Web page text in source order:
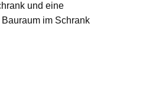
und eine
im Schrank